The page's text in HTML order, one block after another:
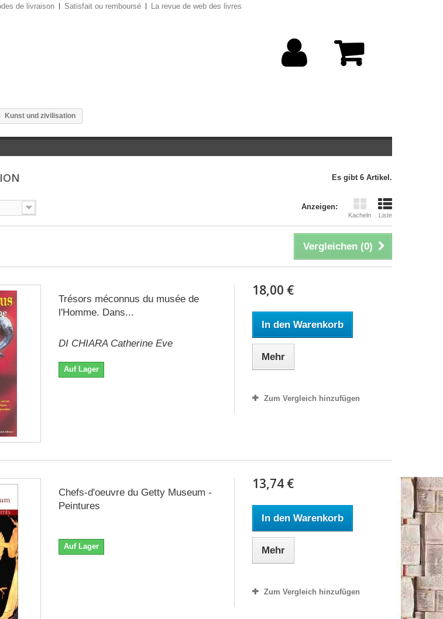
de livraison Satisfait ou remboursé La revue de web des livres
Kunst und zivilisation
Es gibt 6 Artikel.
Anzeigen:
Kacheln Liste
Vergleichen (0)
Trésors méconnus du musée de
l'Homme. Dans...
DI CHIARA Catherine Eve
Auf Lager
18,00 €
In den Warenkorb
Mehr
Zum Vergleich hinzufügen
Chefs-d'oeuvre du Getty Museum -
Peintures
Auf Lager
13,74 €
In den Warenkorb
Mehr
Zum Vergleich hinzufügen